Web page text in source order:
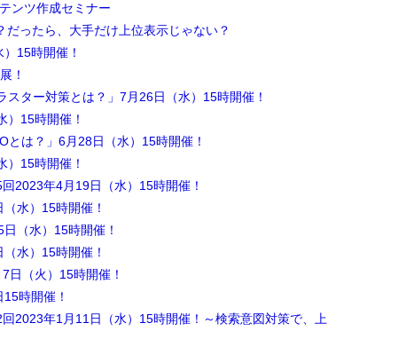
ンツ作成セミナー
だったら、大手だけ上位表示じゃない？
15時開催！
！
ター対策とは？」7月26日（水）15時開催！
）15時開催！
とは？」6月28日（水）15時開催！
）15時開催！
2023年4月19日（水）15時開催！
水）15時開催！
（水）15時開催！
水）15時開催！
（火）15時開催！
時開催！
2023年1月11日（水）15時開催！～検索意図対策で、上